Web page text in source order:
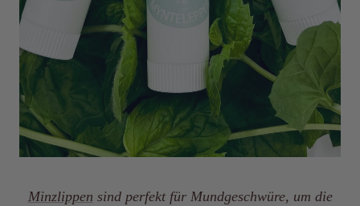
Minzlippen sind perfekt für Mundgeschwüre, um die